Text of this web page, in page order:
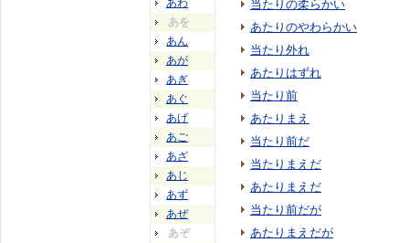
あわ
あを
あん
あが
あぎ
あぐ
あげ
あご
あざ
あじ
あず
あぜ
あぞ
当たりの柔らかい
あたりのやわらかい
当たり外れ
あたりはずれ
当たり前
あたりまえ
当たり前だ
当たりまえだ
あたりまえだ
当たり前だが
あたりまえだが